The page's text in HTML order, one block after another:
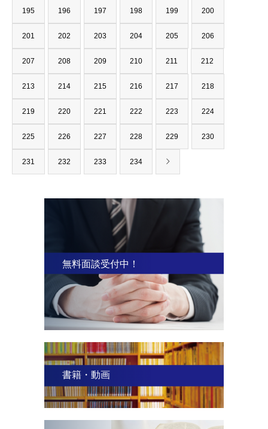
195 196 197 198 199 200
201 202 203 204 205 206
207 208 209 210 211 212
213 214 215 216 217 218
219 220 221 222 223 224
225 226 227 228 229 230
231 232 233 234
無料面談受付中！
書籍・動画